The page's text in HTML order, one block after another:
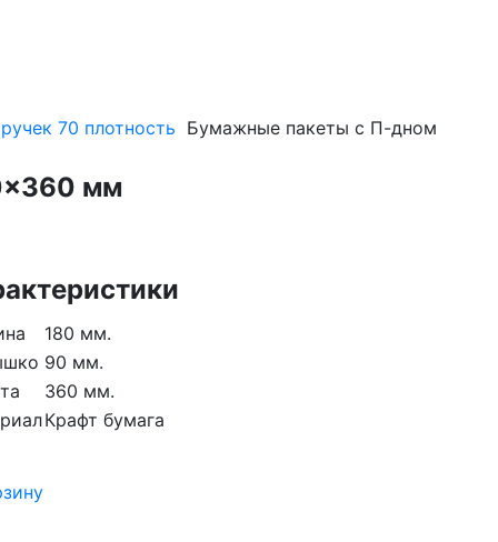
70 плотность Бумажные пакеты с П-дном
мм
180 мм.
90 мм.
360 мм.
Крафт бумага